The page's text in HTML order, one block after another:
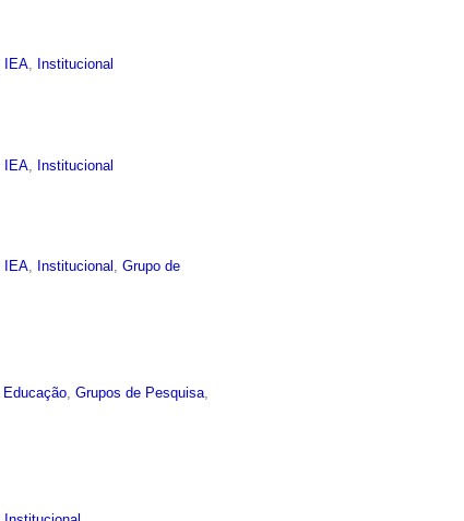
IEA Institucional
IEA Institucional
IEA, Institucional ,Grupo de
Educação ,Grupos de Pesquisa